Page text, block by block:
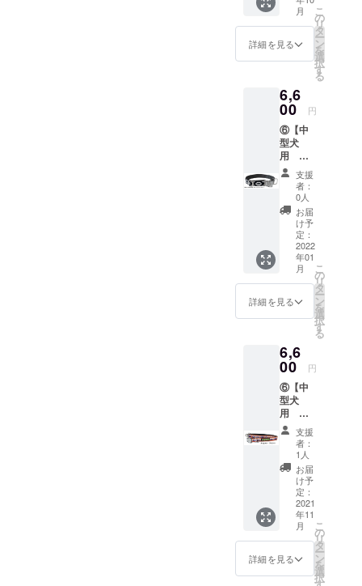
ネット
のワン
ちゃん
も参加
するの
ければ
ワン
ちゃ
ん、猫
ちゃん
も飼い
主さん
と一緒
に参加
してみ
てくだ
さい！
キー
チェー
ンを提
供させ
て頂き
※USA（
旗）か
オレゴ
ンを選
んでく
ださい
ツアー
概略
約１時
（2021
年10月
16日土
曜日
日本時
間で土
曜日の
午前中
月
詳細を見る
こ
の
リ
タ
ー
ン
を
選
択
す
る
6,6
00 円
⑥【中
型犬
用 首
輪】 適
用サイ
ズ：首
回り約
35 cm ~
53 cm
のワン
ちゃ
ん 体
重約
13kgか
ら30kg
のワン
定価
6,000円
（税抜
き）
6,600円
（税込
み）※日
本国内
への送
料は当
社負担
支援
者：
0人
お届
け予
定：
2022
年01
月
詳細を見る
こ
の
リ
タ
ー
ン
を
選
択
す
る
6,6
00 円
⑥【中
型犬
用 首
輪】 適
用サイ
ズ：首
回り約
35 cm ~
53 cm
のワン
ちゃ
ん 体
重約
13kgか
ら30kg
のワン
支援
者：
1人
お届
け予
定：
2021
年11
月
詳細を見る
こ
の
リ
タ
ー
ン
を
選
択